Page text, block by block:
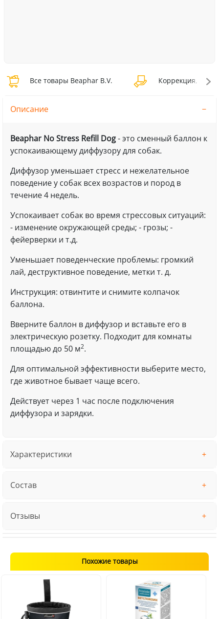
Все товары Beaphar B.V. Коррекция,
Описание
Beaphar No Stress Refill Dog- это сменный баллон к
успокаивающему диффузору для собак.
Диффузор уменьшает стресс и нежелательное
поведение у собак всех возрастов и пород в
течение 4 недель.
Успокаивает собак во время стрессовых ситуаций:
- изменение окружающей среды; - грозы; -
фейерверки и т.д.
Уменьшает поведенческие проблемы: громкий
лай, деструктивное поведение, метки т. д.
Инструкция: отвинтите и снимите колпачок
баллона.
Вверните баллон в диффузор и вставьте его в
электрическую розетку. Подходит для комнаты
площадью до 50 м2.
Для оптимальной эффективности выберите место,
где животное бывает чаще всего.
Действует через 1 час после подключения
диффузора и зарядки.
Характеристики
Состав
Отзывы
Похожие товары